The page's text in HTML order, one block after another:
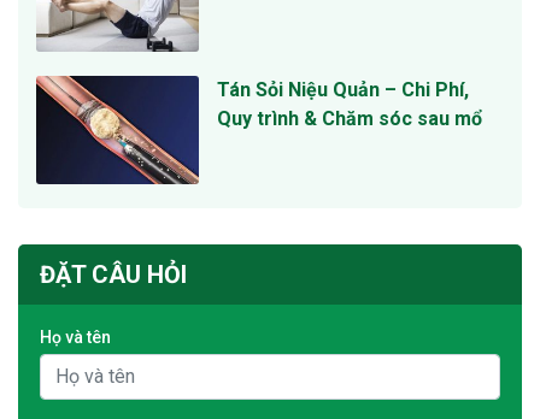
Tán Sỏi Niệu Quản – Chi Phí,
Quy trình & Chăm sóc sau mổ
ĐẶT CÂU HỎI
Họ và tên